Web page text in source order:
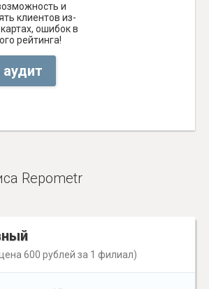
и
клиентов из-
ошибок в
рейтинга!
Repometr
600 рублей за 1 филиал)